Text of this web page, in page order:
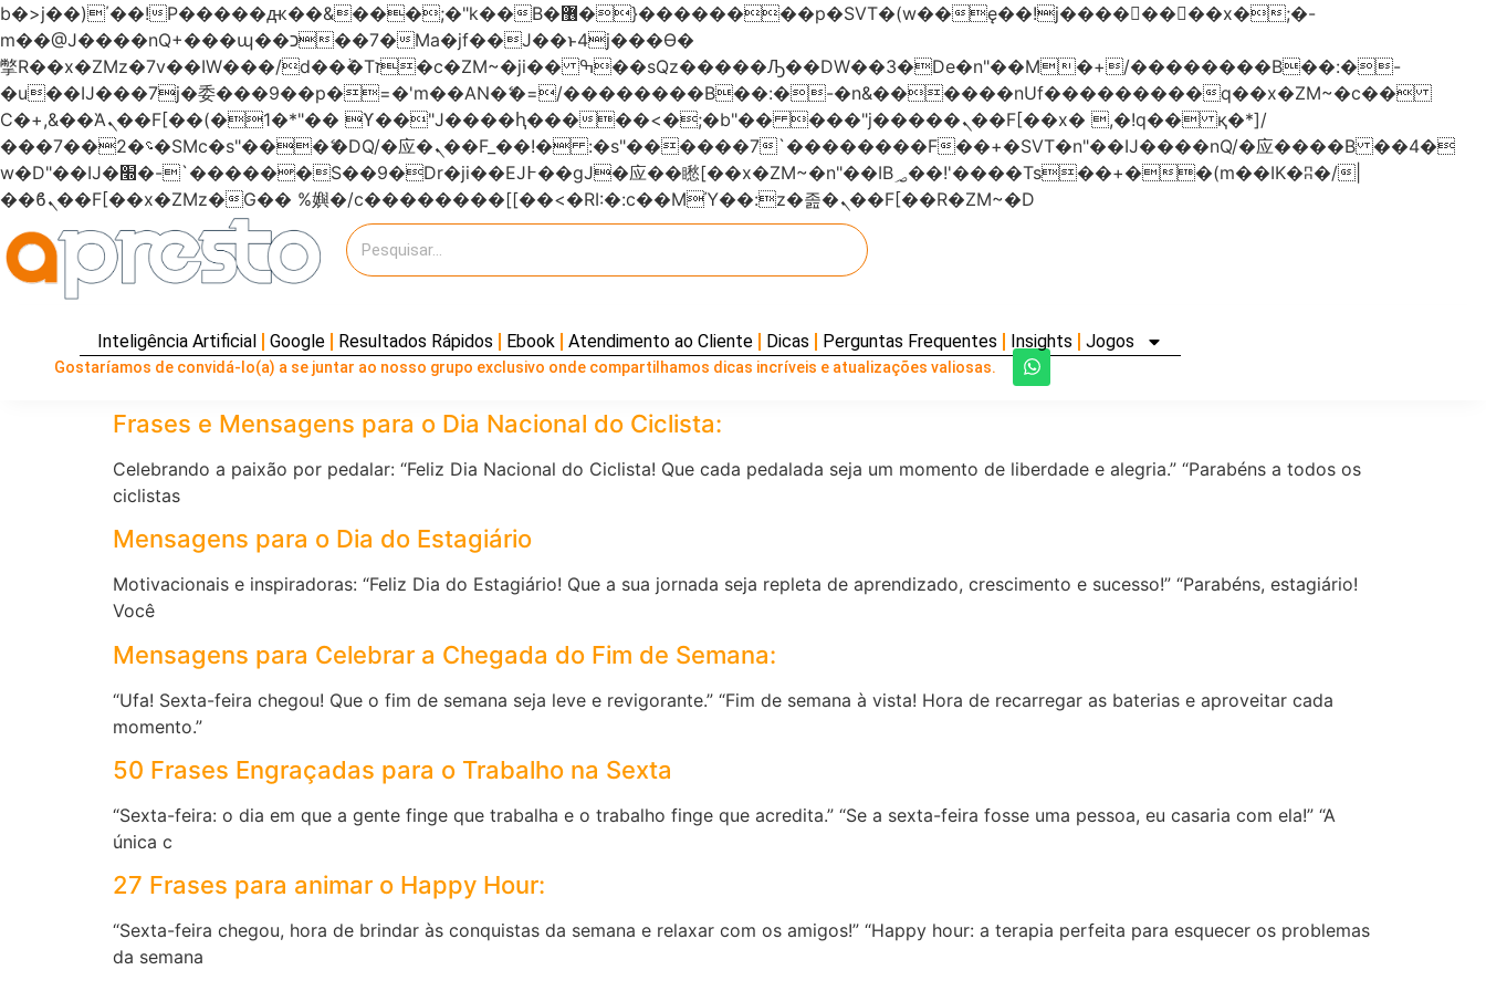
b�>j��)΄��!P�����ԫ��&���;�"k��B�޶�}��������p�SVT�(w��ę��!j��������x�;�-
m��@J����nQ+���պ��כ��7�Ma�jf��J��ͱ4j���Ѳ�
撆R��x�ZMz�7v��IW���/d��ٞ�Тז�c�ZM~�ji�� ߒ��sQz�����Ԡ��DW��3�De�n"��M�+/��������B��:�-
�u��IJ���7j�委���9��p�=�'m��AN�ޭ�=/��������B��:�-�n&������nUf���������q��x�ZM~�c��
Ϲ�+,&��Ὰܢ��F[��(�1�*"�� ϒ��"J����ԧ�����<�;�b"�� ���"j�����ܢ��F[��x� ,�!q�� қ�*]/
���؝�2��7�SMc�s"���ޭ�DQ/�应�ܢ��F_��!� :�s"������7`��������F��+�SVT�n"��IJ����nQ/�应����B ��4�
w�D"��IJ�׭�-`������S��9�Dr�ji��EJ߅��gJ�应��矁[��x�ZM~�n"��IB؃��!'����Тѕ��+��(m��IK�ʭ�/|
��ϐܢ��F[��x�ZMz�G�� %嬩�/c��������[[��<�RI:�:c��MΎ��:z�졾�ܢ��F[��R�ZM~�D
Inteligência Artificial Google Resultados Rápidos Ebook Atendimento ao Cliente Dicas Perguntas Frequentes Insights Jogos
Gostaríamos de convidá-lo(a) a se juntar ao nosso grupo exclusivo onde compartilhamos dicas incríveis e atualizações valiosas.
Frases e Mensagens para o Dia Nacional do Ciclista:
Celebrando a paixão por pedalar: “Feliz Dia Nacional do Ciclista! Que cada pedalada seja um momento de liberdade e alegria.” “Parabéns a todos os
ciclistas
Mensagens para o Dia do Estagiário
Motivacionais e inspiradoras: “Feliz Dia do Estagiário! Que a sua jornada seja repleta de aprendizado, crescimento e sucesso!” “Parabéns, estagiário!
Você
Mensagens para Celebrar a Chegada do Fim de Semana:
“Ufa! Sexta-feira chegou! Que o fim de semana seja leve e revigorante.” “Fim de semana à vista! Hora de recarregar as baterias e aproveitar cada
momento.”
50 Frases Engraçadas para o Trabalho na Sexta
“Sexta-feira: o dia em que a gente finge que trabalha e o trabalho finge que acredita.” “Se a sexta-feira fosse uma pessoa, eu casaria com ela!” “A
única c
27 Frases para animar o Happy Hour:
“Sexta-feira chegou, hora de brindar às conquistas da semana e relaxar com os amigos!” “Happy hour: a terapia perfeita para esquecer os problemas
da semana